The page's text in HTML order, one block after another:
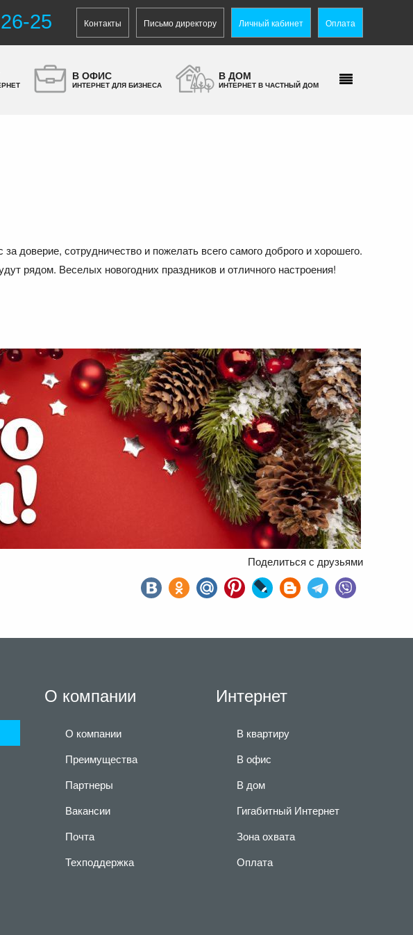
Контакты Письмо директору Личный кабинет Оплата
25
В ОФИС
ИНТЕРНЕТ ДЛЯ БИЗНЕСА
В ДОМ
ИНТЕРНЕТ В ЧАСТНЫЙ ДОМ
доверие, сотрудничество и пожелать всего самого доброго и хорошего.
рядом. Веселых новогодних праздников и отличного настроения!
Поделиться с друзьями
О компании
О компании
Преимущества
Партнеры
Вакансии
Почта
Техподдержка
Интернет
В квартиру
В офис
В дом
Гигабитный Интернет
Зона охвата
Оплата